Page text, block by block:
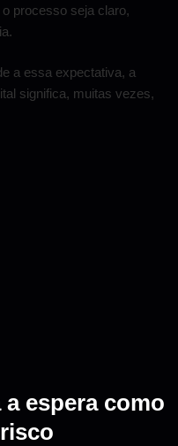
processo seja claro,
a essa expectativa, a
significa, muitas vezes,
espera como